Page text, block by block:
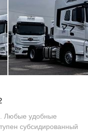
Любые удобные
субсидированный